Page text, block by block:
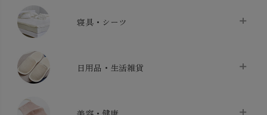
タオル
バス用品
寝具・シーツ
ベッドシーツ
布団カバー・カバーセット
枕・ピローケース
日用品・生活雑貨
クッション